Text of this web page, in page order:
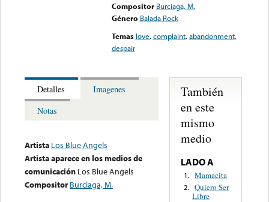
Compositor Burciaga, M.
Género Balada Rock
Temas love,complaint,abandonment,
despair
Detalles
Imagenes
Notas
Artista Los Blue Angels
Artista aparece en los medios de
comunicación Los Blue Angels
Compositor Burciaga, M.
También
en este
mismo
medio
LADO A
1. Mamacita
2. Quiero Ser
Libre